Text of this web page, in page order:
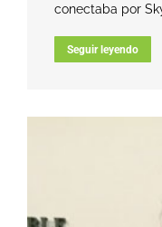
conectaba por
Seguir leyendo